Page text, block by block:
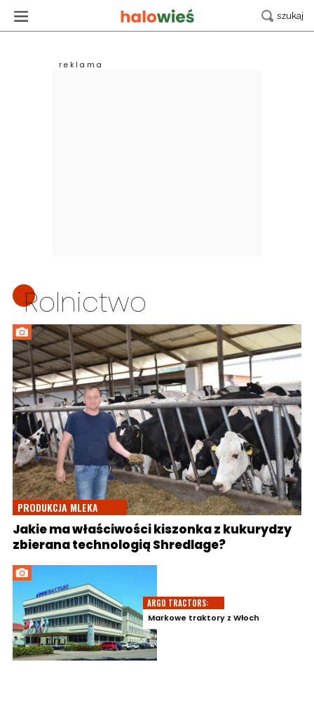
Rolnictwo
PRODUKCJA MLEKA
Jakie ma właściwości kiszonka z kukurydzy
zbierana technologią Shredlage?
ARGO TRACTORS:
Markowe traktory z Włoch